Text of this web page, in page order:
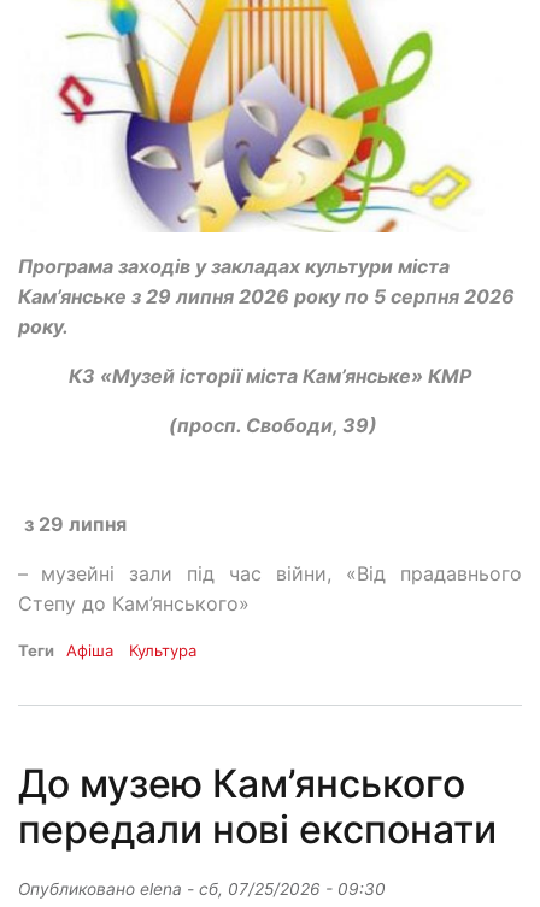
Програма заходів у закладах культури міста
Кам’янське з 29 липня 2026 року по 5 серпня 2026
року.
КЗ «Музей історії міста Кам’янське» КМР
(просп. Свободи, 39)
з 29 липня
– музейні зали під час війни, «Від прадавнього
Степу до Кам’янського»
Теги Афіша Культура
До музею Кам’янського
передали нові експонати
Опубликовано elena - сб, 07/25/2026 - 09:30